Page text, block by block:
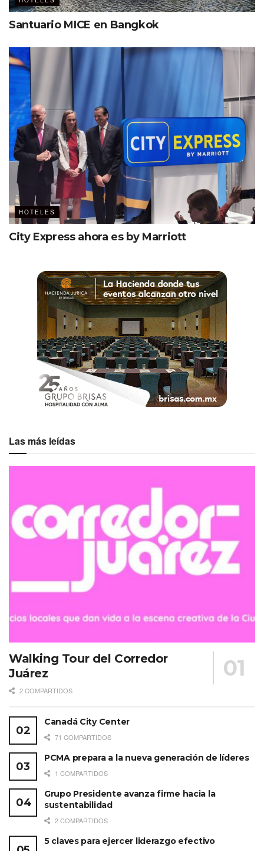
Santuario MICE en Bangkok
HOTELES
City Express ahora es by Marriott
Las más leídas
Walking Tour del Corredor
Juárez
2 COMPARTIDOS
Canadá City Center
71 COMPARTIDOS
PCMA prepara a la nueva generación de líderes
1 COMPARTIDOS
Grupo Presidente avanza firme hacia la
sustentabilidad
2 COMPARTIDOS
5 claves para ejercer liderazgo efectivo